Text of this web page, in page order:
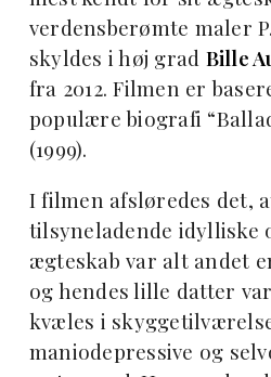
verdensberømte maler
skyldes i høj grad Bille
fra 2012. Filmen er
populære biografi
(1999).
I filmen afsløredes det,
tilsyneladende idylliske
ægteskab var alt andet
og hendes lille datter
kvæles i
maniodepressive og